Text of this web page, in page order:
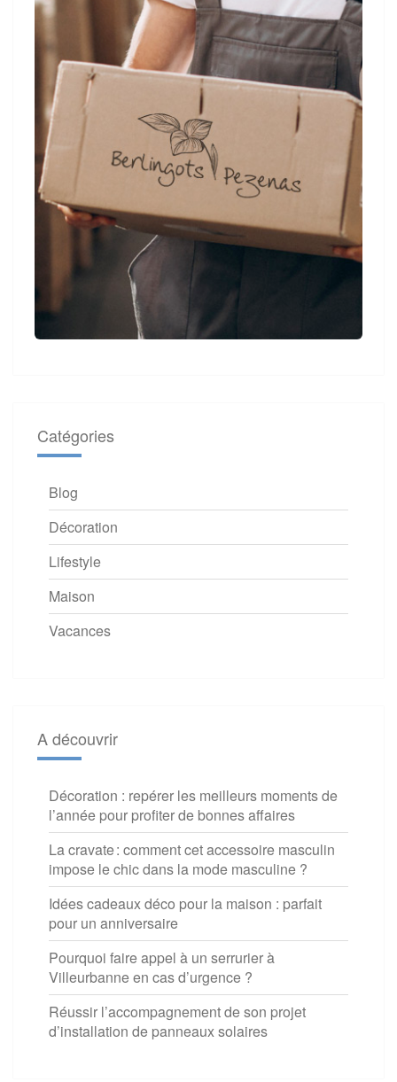
Catégories
Blog
Décoration
Lifestyle
Maison
Vacances
A découvrir
Décoration : repérer les meilleurs moments de
l’année pour profiter de bonnes affaires
La cravate : comment cet accessoire masculin
impose le chic dans la mode masculine ?
Idées cadeaux déco pour la maison : parfait
pour un anniversaire
Pourquoi faire appel à un serrurier à
Villeurbanne en cas d’urgence ?
Réussir l’accompagnement de son projet
d’installation de panneaux solaires